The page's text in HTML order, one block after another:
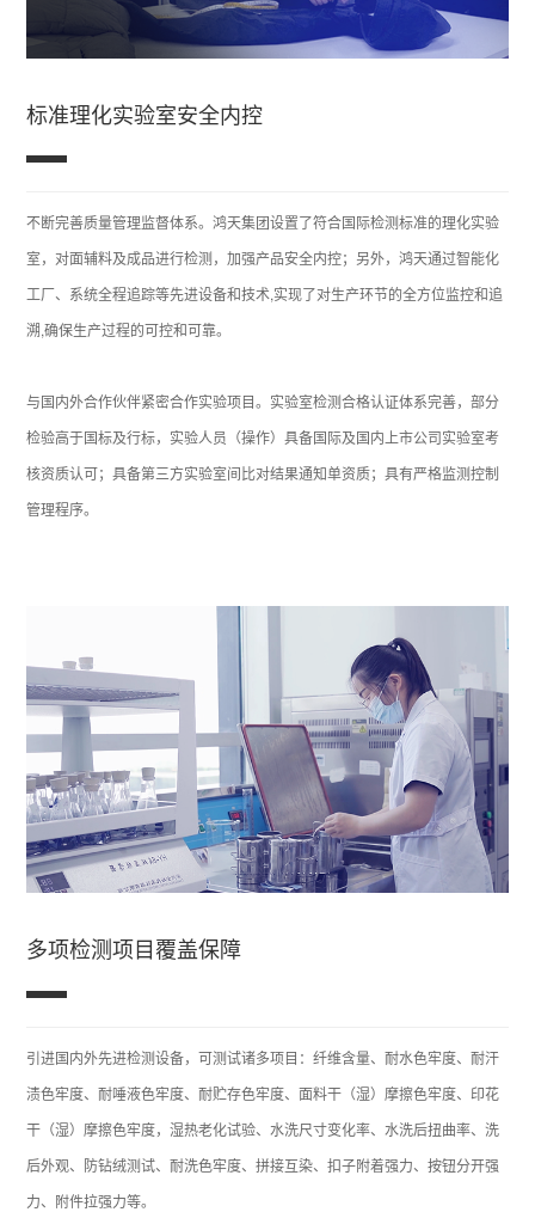
标准理化实验室安全内控
不断完善质量管理监督体系。鸿天集团设置了符合国际检测标准的理化实验
室，对面辅料及成品进行检测，加强产品安全内控；另外，鸿天通过智能化
工厂、系统全程追踪等先进设备和技术,实现了对生产环节的全方位监控和追
溯,确保生产过程的可控和可靠。
与国内外合作伙伴紧密合作实验项目。实验室检测合格认证体系完善，部分
检验高于国标及行标，实验人员（操作）具备国际及国内上市公司实验室考
核资质认可；具备第三方实验室间比对结果通知单资质；具有严格监测控制
管理程序。
多项检测项目覆盖保障
引进国内外先进检测设备，可测试诸多项目：纤维含量、耐水色牢度、耐汗
渍色牢度、耐唾液色牢度、耐贮存色牢度、面料干（湿）摩擦色牢度、印花
干（湿）摩擦色牢度，湿热老化试验、水洗尺寸变化率、水洗后扭曲率、洗
后外观、防钻绒测试、耐洗色牢度、拼接互染、扣子附着强力、按钮分开强
力、附件拉强力等。